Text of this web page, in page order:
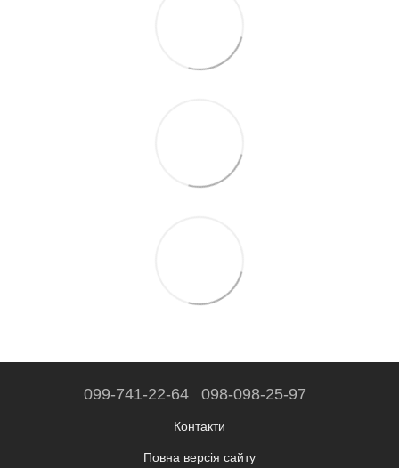
099-741-22-64 098-098-25-97
Контакти
Повна версія сайту